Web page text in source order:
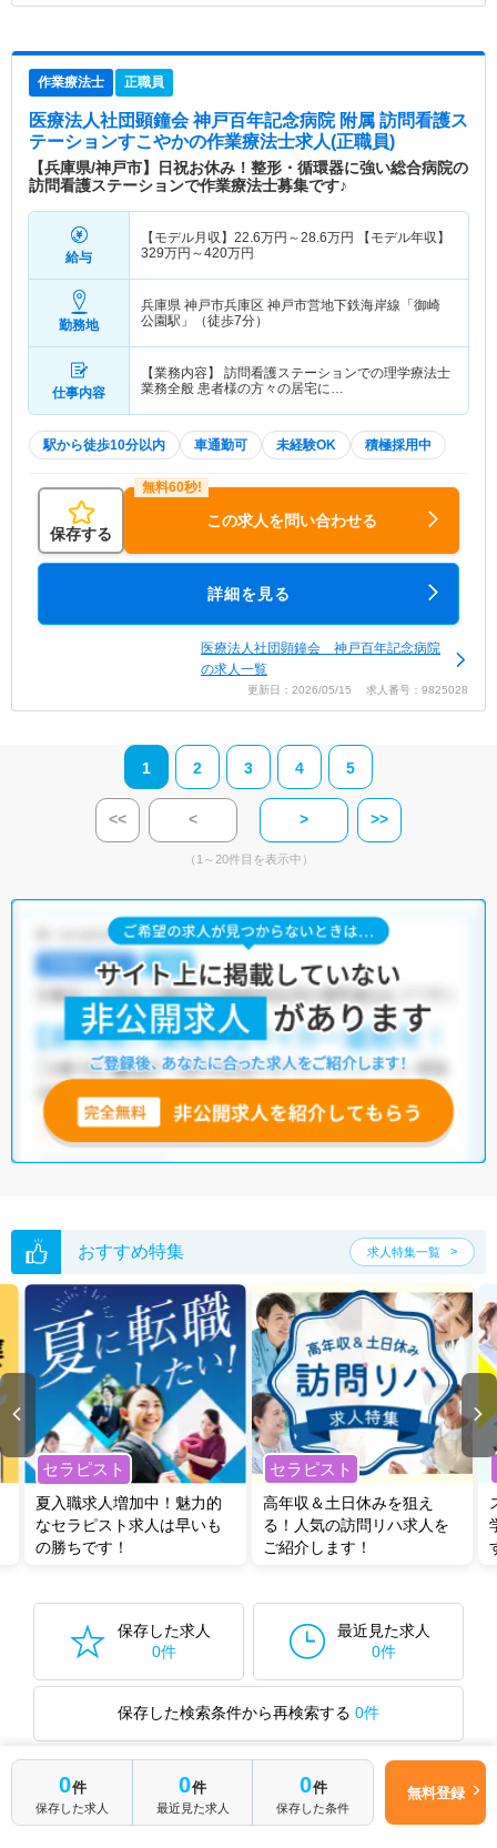
作業療法士 正職員
医療法人社団顕鐘会 神戸百年記念病院 附属 訪問看護ス
テーションすこやかの作業療法士求人(正職員)
【兵庫県/神戸市】日祝お休み！整形・循環器に強い総合病院の
訪問看護ステーションで作業療法士募集です♪
給与
【モデル月収】 22.6万円～28.6万円
【モデル年収】
329万円～420万円
勤務地
兵庫県 神戸市兵庫区 神戸市営地下鉄海岸線「御崎
公園駅」（徒歩7分）
仕事内容
【業務内容】 訪問看護ステーションでの理学療法士
業務全般 患者様の方々の居宅に…
駅から徒歩10分以内 車通勤可 未経験OK 積極採用中
保存する
この求人を問い合わせる
詳細を見る
医療法人社団顕鐘会 神戸百年記念病院
の求人一覧
更新日：2026/05/15 求人番号：9825028
1 2 3 4 5
<< < > >>
（1～20件目を表示中）
おすすめ特集 求人特集一覧
セラピスト
夏入職求人増加中！魅力的
なセラピスト求人は早いも
の勝ちです！
セラピスト
高年収＆土日休みを狙え
る！人気の訪問リハ求人を
ご紹介します！
保存した求人
0件
最近見た求人
0件
保存した検索条件から再検索する 0件
最近見た求人
0件
保存した求人
0件
最近見た求人
0件
保存した条件
無料登録